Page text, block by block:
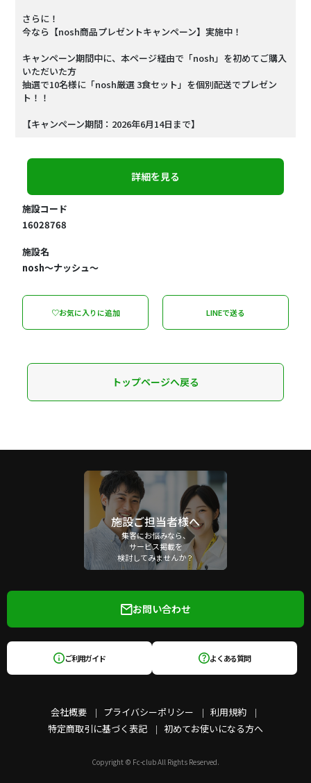
さらに！
今なら【nosh商品プレゼントキャンペーン】実施中！
キャンペーン期間中に、本ページ経由で「nosh」を初めてご購入
いただいた方
抽選で10名様に「nosh厳選 3食セット」を個別配送でプレゼン
ト！！
【キャンペーン期間：2026年6月14日まで】
詳細を見る
施設コード
16028768
施設名
nosh～ナッシュ～
♡お気に入りに追加 LINEで送る
トップページへ戻る
施設ご担当者様へ
集客にお悩みなら、
サービス掲載を
検討してみませんか？
会社概要 プライバシーポリシー
利用規約
特定商取引に基づく表記
初めてお使いになる方へ
お問い合わせ
ご利用ガイド よくある質問
Copyright © Fc-club All Rights Reserved.